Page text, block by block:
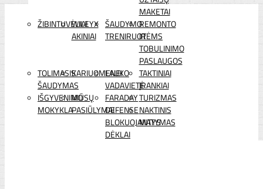
MAKETAI
ŽIBINTUVĖLIAI
WILEYX
AKINIAI
ŠAUDYMO
TRENIRUOTĖMS
REMONTO
IR
TOBULINIMO
PASLAUGOS
TOLIMASIS
ŠAUDYMAS
KARIUOMENEI
LAUKO
VADAVIETĖ
TAKTINIAI
ĮRANKIAI
IŠGYVENIMO
MOKYKLA
MŪSŲ
PASIŪLYMAI
FARADAY
DEFENSE
BLOKUOJANTYS
DĖKLAI
TURIZMAS
NAKTINIS
MATYMAS